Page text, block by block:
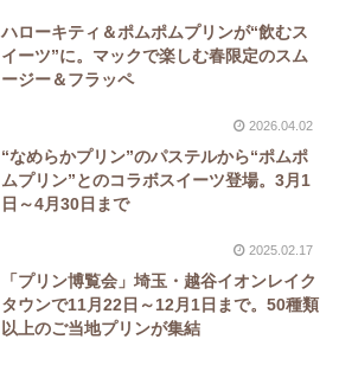
ハローキティ＆ポムポムプリンが“飲むス
イーツ”に。マックで楽しむ春限定のスム
ージー＆フラッペ
2026.04.02
“なめらかプリン”のパステルから“ポムポ
ムプリン”とのコラボスイーツ登場。3月1
日～4月30日まで
2025.02.17
「プリン博覧会」埼玉・越谷イオンレイク
タウンで11月22日～12月1日まで。50種類
以上のご当地プリンが集結